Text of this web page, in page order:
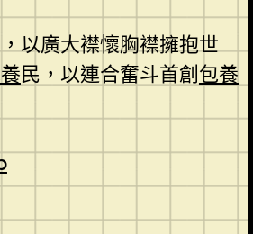
以廣大襟懷胸襟擁抱世
民，以連合奮斗首創包養